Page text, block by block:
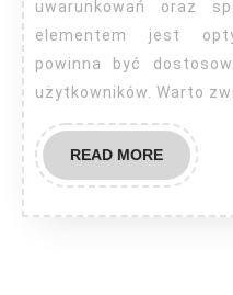
uwarunkowań oraz
elementem jest
powinna być
użytkowników. Warto
READ MOREREAD
MORE